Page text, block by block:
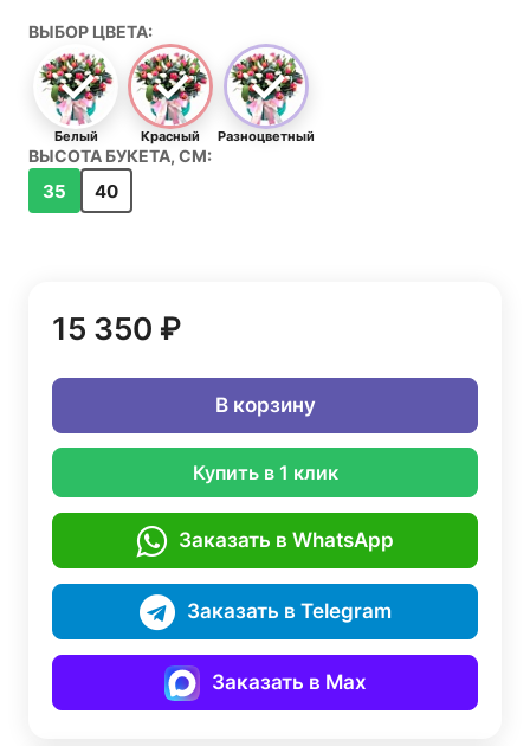
ВЫБОР ЦВЕТА:
Белый Красный Разноцветный
ВЫСОТА БУКЕТА, СМ:
35 40
15 350 ₽
В корзину
Купить в 1 клик
Заказать в WhatsApp
Заказать в Telegram
Заказать в Max